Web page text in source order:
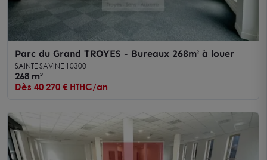
Parc du Grand TROYES - Bureaux 268m² à louer
SAINTE SAVINE 10300
268 m²
Dès 40 270 € HTHC/an